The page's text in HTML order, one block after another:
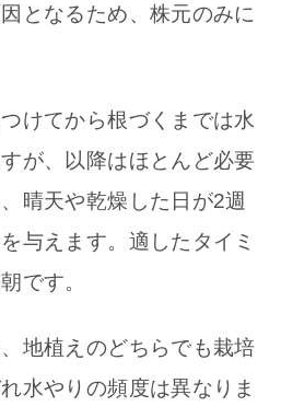
となるため、株元のみに
けてから根づくまでは水
が、以降はほとんど必要
晴天や乾燥した日が2週
与えます。適したタイミ
です。
地植えのどちらでも栽培
水やりの頻度は異なりま